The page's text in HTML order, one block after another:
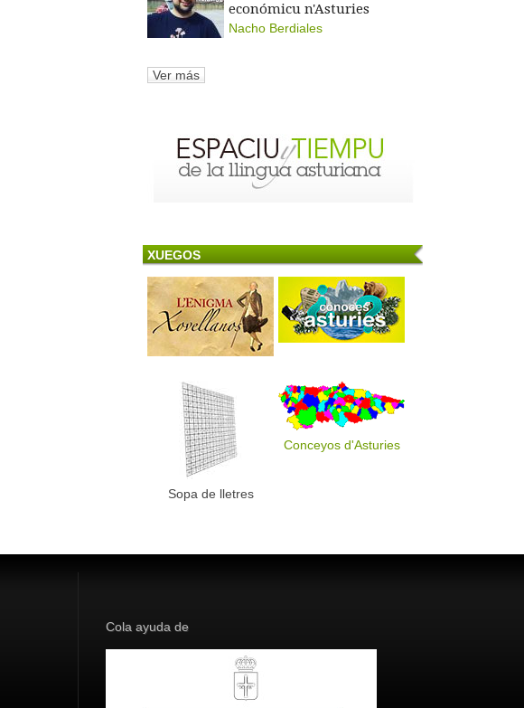
económicu n'Asturies
Nacho Berdiales
Ver más
XUEGOS
Sopa de lletres
Conceyos d'Asturies
Cola ayuda de